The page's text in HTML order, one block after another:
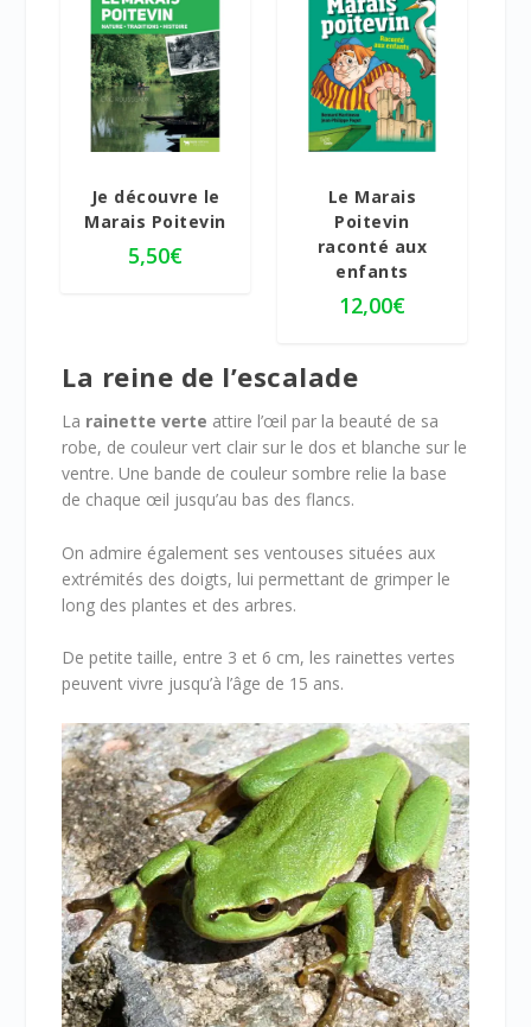
5.00
Je découvre le
Marais Poitevin
5,50€
Le Marais
Poitevin
raconté aux
enfants
12,00€
La reine de l’escalade
La rainette verte attire l’œil par la beauté de sa
robe, de couleur vert clair sur le dos et blanche sur le
ventre. Une bande de couleur sombre relie la base
de chaque œil jusqu’au bas des flancs.
On admire également ses ventouses situées aux
extrémités des doigts, lui permettant de grimper le
long des plantes et des arbres.
De petite taille, entre 3 et 6 cm, les rainettes vertes
peuvent vivre jusqu’à l’âge de 15 ans.